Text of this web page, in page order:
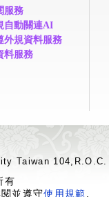
服務
自動關連AI
外規資料服務
料服務
Taiwan 104,R.O.C.
有
並遵守使用規範